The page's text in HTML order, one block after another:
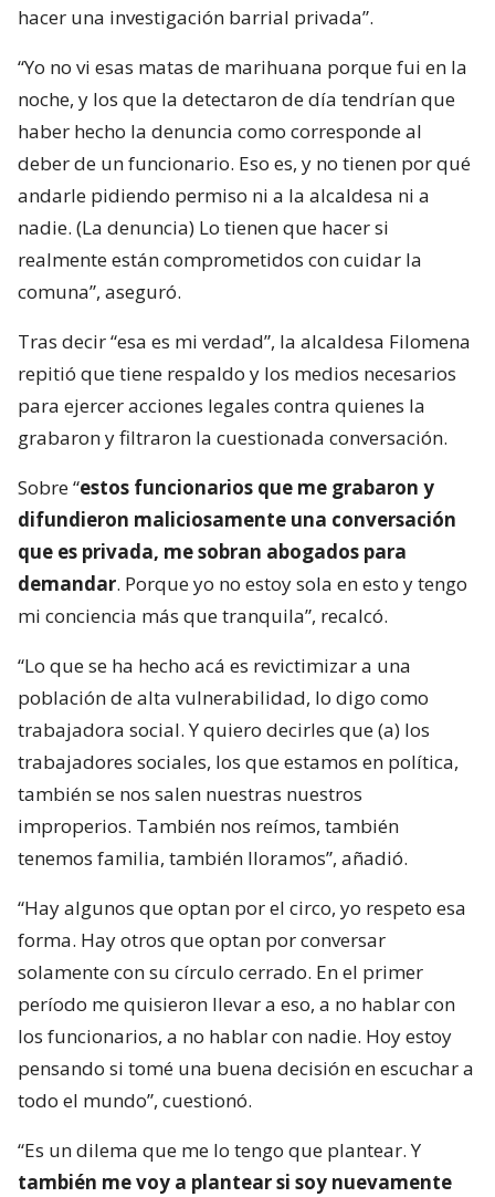
hacer una investigación barrial privada”.
“Yo no vi esas matas de marihuana porque fui en la
noche, y los que la detectaron de día tendrían que
haber hecho la denuncia como corresponde al
deber de un funcionario. Eso es, y no tienen por qué
andarle pidiendo permiso ni a la alcaldesa ni a
nadie. (La denuncia) Lo tienen que hacer si
realmente están comprometidos con cuidar la
comuna”, aseguró.
Tras decir “esa es mi verdad”, la alcaldesa Filomena
repitió que tiene respaldo y los medios necesarios
para ejercer acciones legales contra quienes la
grabaron y filtraron la cuestionada conversación.
Sobre “estos funcionarios que me grabaron y
difundieron maliciosamente una conversación
que es privada, me sobran abogados para
demandar. Porque yo no estoy sola en esto y tengo
mi conciencia más que tranquila”, recalcó.
“Lo que se ha hecho acá es revictimizar a una
población de alta vulnerabilidad, lo digo como
trabajadora social. Y quiero decirles que (a) los
trabajadores sociales, los que estamos en política,
también se nos salen nuestras nuestros
improperios. También nos reímos, también
tenemos familia, también lloramos”, añadió.
“Hay algunos que optan por el circo, yo respeto esa
forma. Hay otros que optan por conversar
solamente con su círculo cerrado. En el primer
período me quisieron llevar a eso, a no hablar con
los funcionarios, a no hablar con nadie. Hoy estoy
pensando si tomé una buena decisión en escuchar a
todo el mundo”, cuestionó.
“Es un dilema que me lo tengo que plantear. Y
también me voy a plantear si soy nuevamente